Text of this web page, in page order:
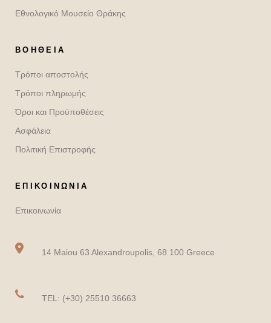
Εθνολογικό Μουσείο Θράκης
ΒΟΉΘΕΙΑ
Τρόποι αποστολής
Τρόποι πληρωμής
Όροι και Προϋποθέσεις
Ασφάλεια
Πολιτική Επιστροφής
ΕΠΙΚΟΙΝΩΝΙΑ
Επικοινωνία
14 Maiou 63 Alexandroupolis, 68 100 Greece
TEL: (+30) 25510 36663